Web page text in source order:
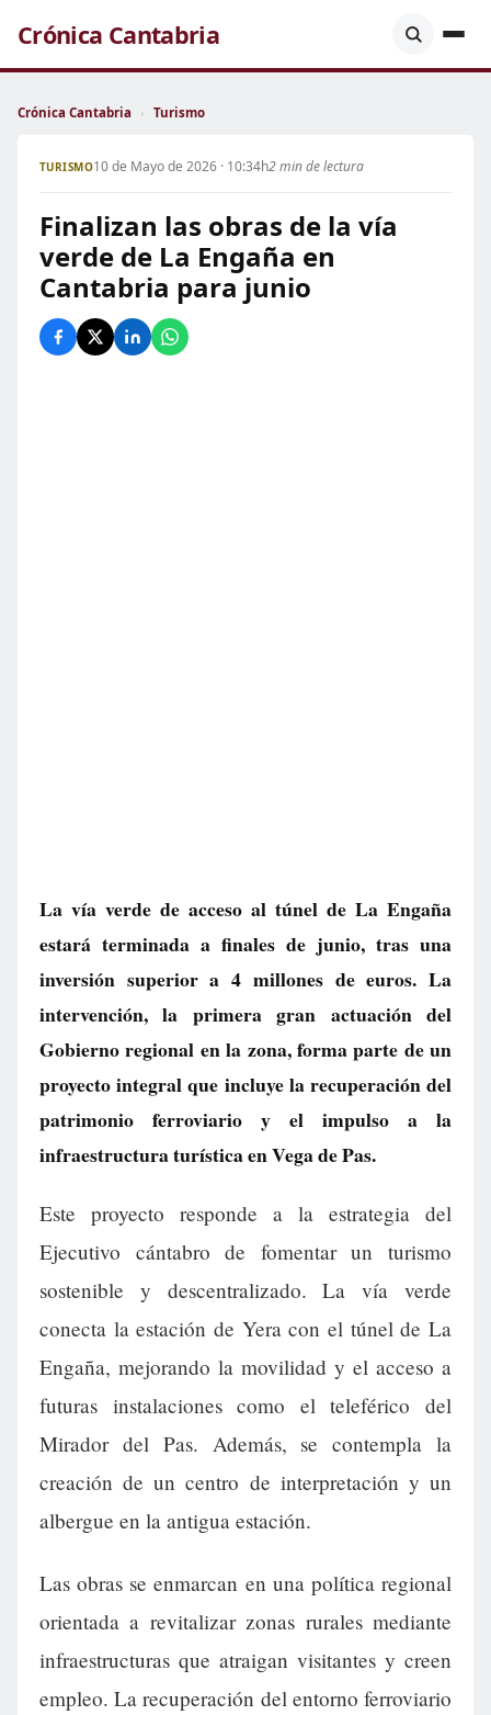
Crónica Cantabria
Crónica Cantabria › Turismo
TURISMO10 de Mayo de 2026 · 10:34h2 min de lectura
Finalizan las obras de la vía
verde de La Engaña en
Cantabria para junio
La vía verde de acceso al túnel de La Engaña
estará terminada a finales de junio, tras una
inversión superior a 4 millones de euros. La
intervención, la primera gran actuación del
Gobierno regional en la zona, forma parte de un
proyecto integral que incluye la recuperación del
patrimonio ferroviario y el impulso a la
infraestructura turística en Vega de Pas.
Este proyecto responde a la estrategia del
Ejecutivo cántabro de fomentar un turismo
sostenible y descentralizado. La vía verde
conecta la estación de Yera con el túnel de La
Engaña, mejorando la movilidad y el acceso a
futuras instalaciones como el teleférico del
Mirador del Pas. Además, se contempla la
creación de un centro de interpretación y un
albergue en la antigua estación.
Las obras se enmarcan en una política regional
orientada a revitalizar zonas rurales mediante
infraestructuras que atraigan visitantes y creen
empleo. La recuperación del entorno ferroviario